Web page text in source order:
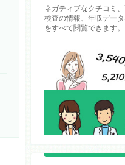
ネガティブなクチコミ
検査の情報、年収デー
をすべて閲覧できます。